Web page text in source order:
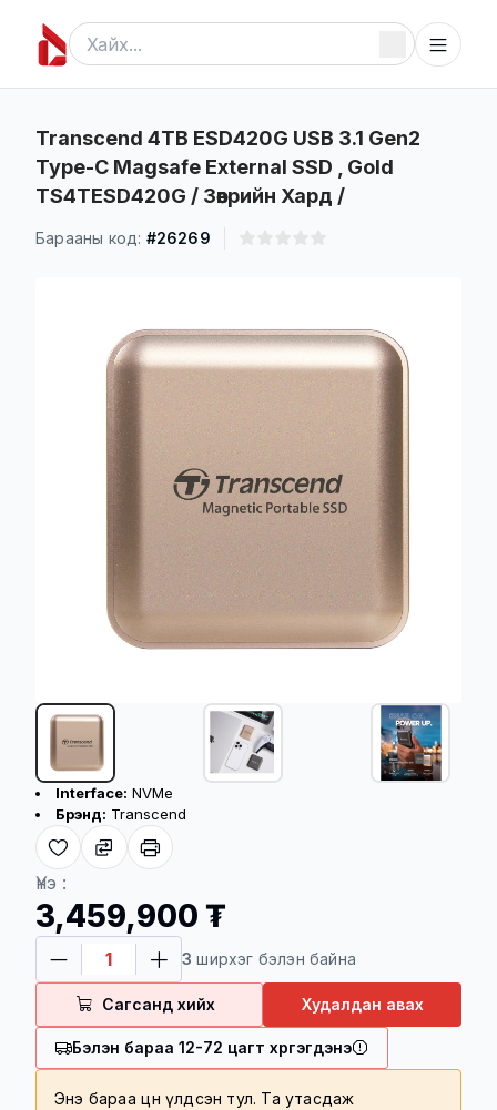
Transcend 4TB ESD420G USB 3.1 Gen2
Type-C Magsafe External SSD , Gold
TS4TESD420G / Зөөврийн Хард /
Барааны код: #26269
Бүтээгдэхүүний үндсэн үзүүлэлт
Interface: NVMe
Брэнд: Transcend
Үнэ :
3,459,900 ₮
3 ширхэг бэлэн байна
Сагсанд хийх Худалдан авах
Бэлэн бараа 12-72 цагт хүргэгдэнэ
Хүргэлтийн үйлчилгээ
Төлбөр баталгаажсан үеэс хойш 08-48
цагийн дотор хүргэгдэнэ
100,000 төгрөг болон түүнээс дээш
үнийн дүнтэй барааг үнэгүй хүргэнэ
100,000 төгрөг дотор үнийн дүнтэй
барааг 5000 төгрөгөөр хүргэнэ
Энэ бараа цөөн үлдсэн тул. Та утасдаж